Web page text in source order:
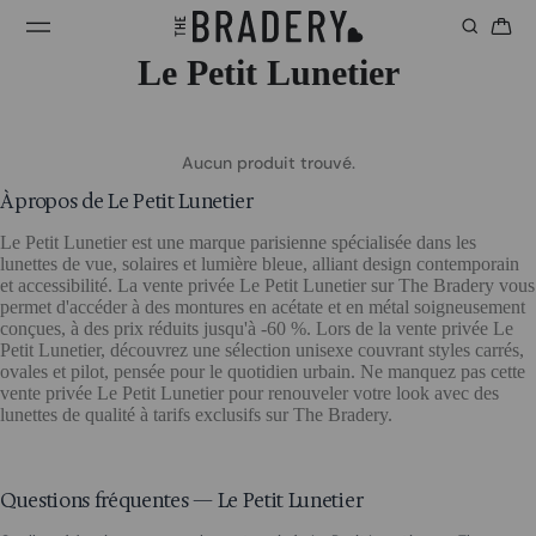
Le Petit Lunetier
Aucun produit trouvé.
À propos de Le Petit Lunetier
Le Petit Lunetier est une marque parisienne spécialisée dans les
lunettes de vue, solaires et lumière bleue, alliant design contemporain
et accessibilité. La vente privée Le Petit Lunetier sur The Bradery vous
permet d'accéder à des montures en acétate et en métal soigneusement
conçues, à des prix réduits jusqu'à -60 %. Lors de la vente privée Le
Petit Lunetier, découvrez une sélection unisexe couvrant styles carrés,
ovales et pilot, pensée pour le quotidien urbain. Ne manquez pas cette
vente privée Le Petit Lunetier pour renouveler votre look avec des
lunettes de qualité à tarifs exclusifs sur The Bradery.
Questions fréquentes — Le Petit Lunetier